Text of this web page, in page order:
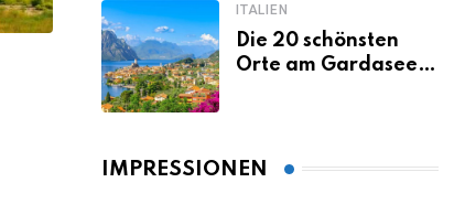
ITALIEN
Die 20 schönsten
Orte am Gardasee,
IMPRESSIONEN